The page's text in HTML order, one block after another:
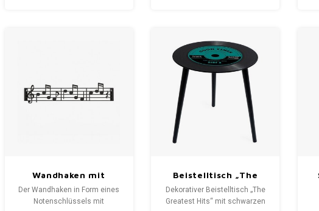
sind ein echter Hingucker und
sorgen garantiert für gute
Laune.
Wandhaken mit
Notenmotiven –
Garderobe „Musik“ –
Der Wandhaken in Form eines
Notenschlüssels mit
Beistelltisch „The
Greatest Hits“
Dekorativer Beistelltisch „The
Greatest Hits“ mit schwarzen